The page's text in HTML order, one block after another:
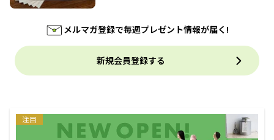
メルマガ登録で毎週プレゼント情報が届く!
新規会員登録する
注目